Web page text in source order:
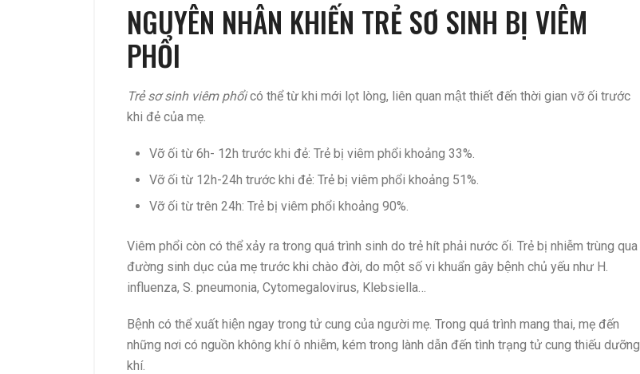
NGUYÊN NHÂN KHIẾN TRẺ SƠ SINH BỊ VIÊM
PHỔI
Trẻ sơ sinh viêm phổicó thể từ khi mới lọt lòng, liên quan mật thiết đến thời gian vỡ ối trước
khi đẻ của mẹ.
Vỡ ối từ 6h- 12h trước khi đẻ: Trẻ bị viêm phổi khoảng 33%.
Vỡ ối từ 12h-24h trước khi đẻ: Trẻ bị viêm phổi khoảng 51%.
Vỡ ối từ trên 24h: Trẻ bị viêm phổi khoảng 90%.
Viêm phổi còn có thể xảy ra trong quá trình sinh do trẻ hít phải nước ối. Trẻ bị nhiễm trùng qua
đường sinh dục của mẹ trước khi chào đời, do một số vi khuẩn gây bệnh chủ yếu như H.
influenza, S. pneumonia, Cytomegalovirus, Klebsiella…
Bệnh có thể xuất hiện ngay trong tử cung của người mẹ. Trong quá trình mang thai, mẹ đến
những nơi có nguồn không khí ô nhiễm, kém trong lành dẫn đến tình trạng tử cung thiếu dưỡng
khí.